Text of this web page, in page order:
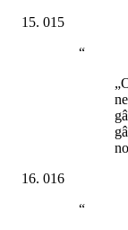
015
“
016
“